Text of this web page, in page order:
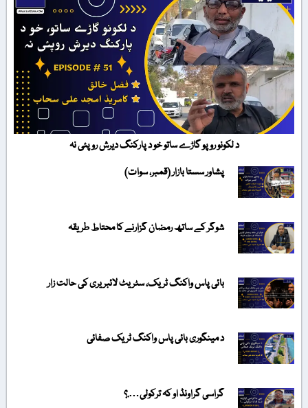
د لکونو روپو گاڑے ساتو خو د پارکنگ دیرش روپئی نہ
پشاور سستا بازار (قمبر، سوات)
شوگر کے ساتھ رمضان گزارنے کا محتاط طریقہ
بائی پاس واکنگ ٹریک، سٹریٹ لائبریری کی حالت زار
د مینگوری بائی پاس واکنگ ٹریک صفائی
گراسی گراونڈ او کہ ترکولی….؟